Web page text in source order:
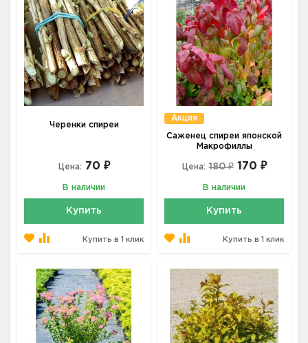
Черенки спиреи
Цена: 70 ₽
В наличии
Купить
Купить в 1 клик
Акция
Саженец спиреи японской
Макрофиллы
Цена: 180 ₽ 170 ₽
В наличии
Купить
Купить в 1 клик